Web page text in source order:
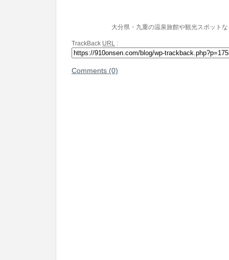
大分県・九重の温泉旅館や観光スポット
TrackBack URL :
Comments (0)